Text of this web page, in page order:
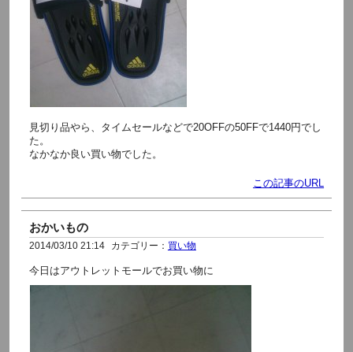
見切り品やら、タイムセールなどで20OFFの50FFで1440円でし
た。
なかなか良い買い物でした。
この記事のURL
おかいもの
2014/03/10 21:14 カテゴリー： 買い物
今日はアウトレットモールでお買い物に